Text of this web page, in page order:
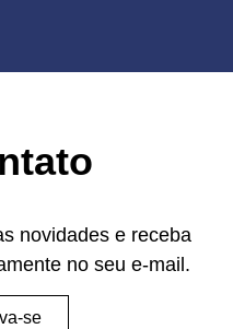
novidades e receba
no seu e-mail.
se